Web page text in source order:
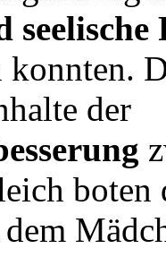
konnten.
der
boten